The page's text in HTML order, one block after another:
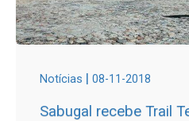
Notícias | 08-11-2018
Sabugal recebe Trail